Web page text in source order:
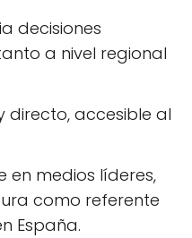
decisiones
a nivel regional
directo, accesible al
en medios líderes,
como referente
España.